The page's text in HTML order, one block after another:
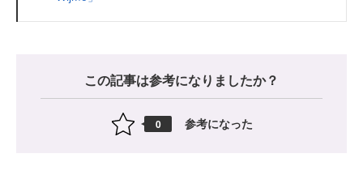
この記事は参考になりましたか？
0 参考になった